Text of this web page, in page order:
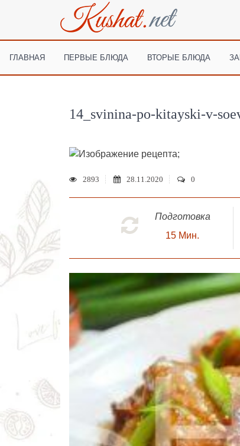
ГЛАВНАЯ ПЕРВЫЕ БЛЮДА ВТОРЫЕ БЛЮДА
14_svinina-po-kitayski-v-
;
2893 28.11.2020 0
Подготовка
15 Мин.